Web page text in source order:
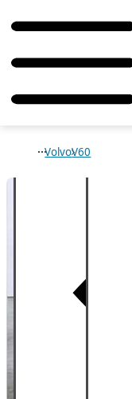
VolvoV60